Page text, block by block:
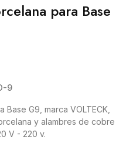
para Base
9
G9, marca VOLTECK,
y alambres de cobre
V - 220 v.